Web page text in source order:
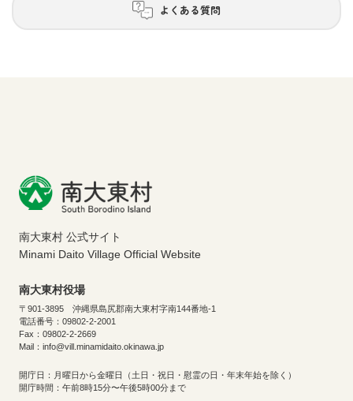
よくある質問
南大東村 公式サイト
Minami Daito Village Official Website
南大東村役場
〒901-3895 沖縄県島尻郡南大東村字南144番地-1
電話番号：09802-2-2001
Fax：09802-2-2669
Mail：info@vill.minamidaito.okinawa.jp
開庁日：月曜日から金曜日（土日・祝日・慰霊の日・年末年始を除く）
開庁時間：午前8時15分〜午後5時00分まで